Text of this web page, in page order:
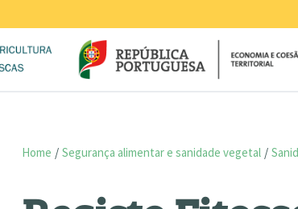
Home Segurança alimentar e sanidade vegetal